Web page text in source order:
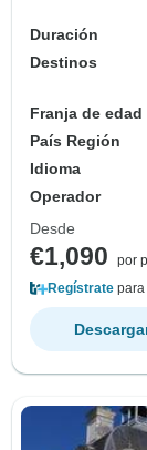
Duración
Destinos
Franja de edad
País Región
Idioma
Operador
Desde
€1,090
por
Regístrate para